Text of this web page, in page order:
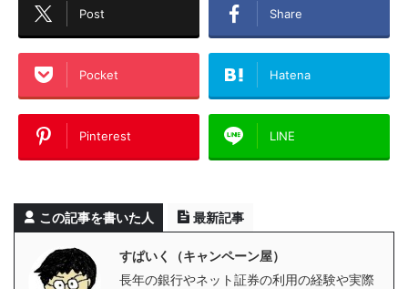
Post Share
Pocket Hatena
Pinterest LINE
この記事を書いた人 最新記事
すぱいく（キャンペーン屋）
長年の銀行やネット証券の利用の経験や実際